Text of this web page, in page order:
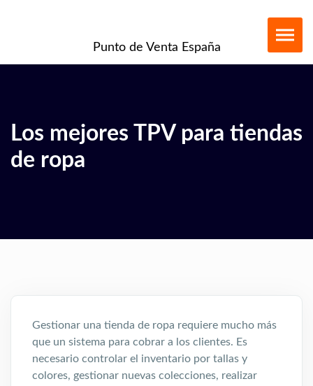
Punto de Venta España
Los mejores TPV para tiendas
de ropa
Gestionar una tienda de ropa requiere mucho más
que un sistema para cobrar a los clientes. Es
necesario controlar el inventario por tallas y
colores, gestionar nuevas colecciones, realizar